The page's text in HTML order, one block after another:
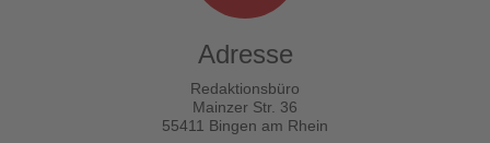
Adresse
Redaktionsbüro
Mainzer Str. 36
55411 Bingen am Rhein